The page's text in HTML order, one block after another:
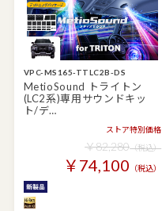
VPC-MS165-TTLC2B-DS
MetioSound トライトン
(LC2系)専用サウンドキッ
ト/デ…
ストア特別価格
￥82,280（税込）
￥74,100 （税込）